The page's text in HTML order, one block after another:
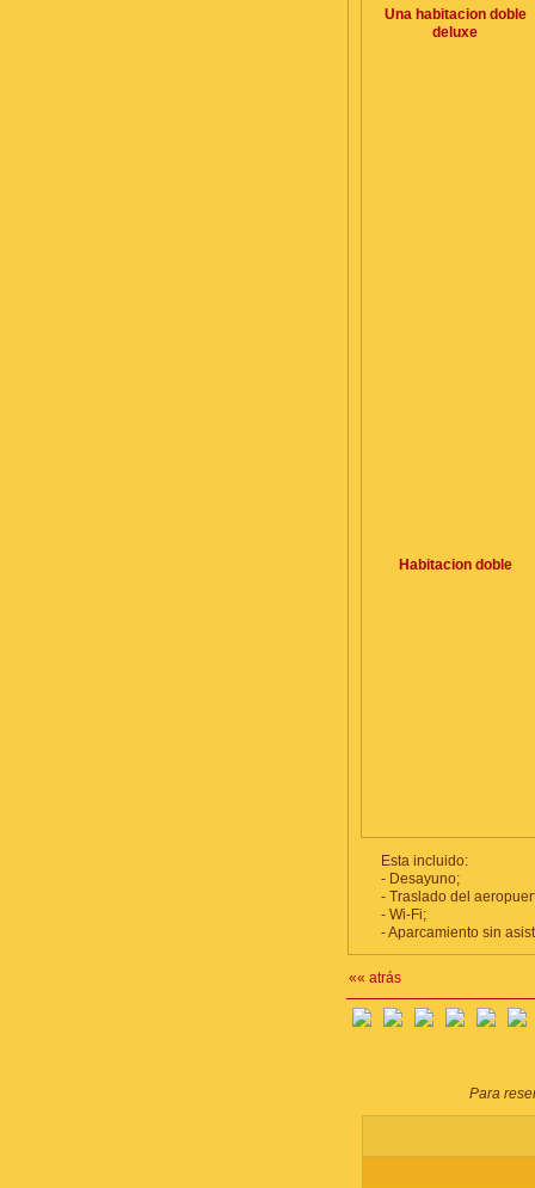
Una habitacion doble
deluxe
Habitacion doble
Esta incluido:
- Desayuno;
- Traslado del
- Wi-Fi;
- Aparcamiento sin
«« atrás
Para